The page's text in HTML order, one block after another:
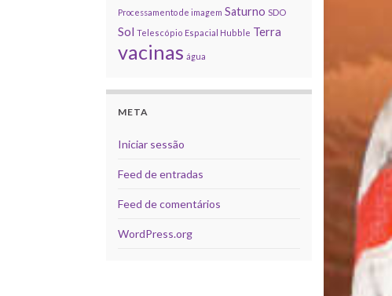
Processamento de imagem Saturno SDO
Sol Telescópio Espacial Hubble Terra
vacinas água
META
Iniciar sessão
Feed de entradas
Feed de comentários
WordPress.org